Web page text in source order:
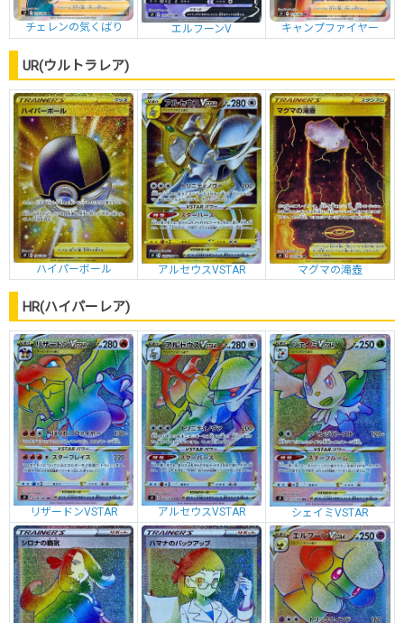
チェレンの気くばり エルフーンV キャンプファイヤー
UR(ウルトラレア)
ハイパーボール アルセウスVSTAR マグマの滝壺
HR(ハイパーレア)
リザードンVSTAR アルセウスVSTAR シェイミVSTAR